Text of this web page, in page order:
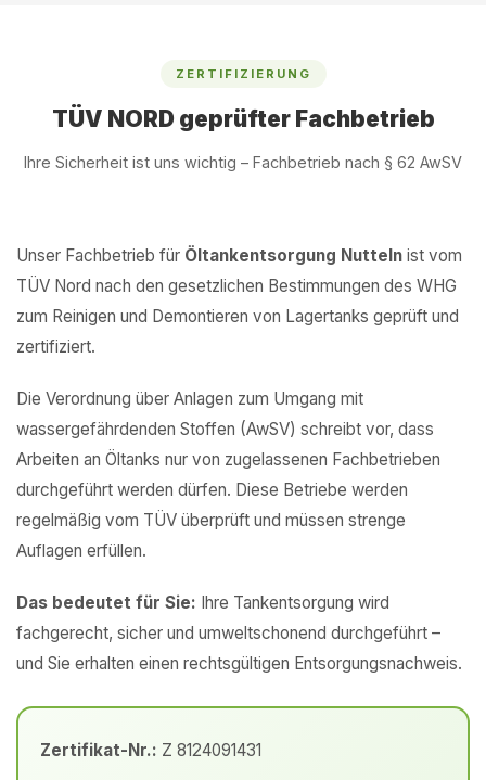
ZERTIFIZIERUNG
TÜV NORD geprüfter Fachbetrieb
Ihre Sicherheit ist uns wichtig – Fachbetrieb nach § 62 AwSV
Unser Fachbetrieb für Öltankentsorgung Nutteln ist vom
TÜV Nord nach den gesetzlichen Bestimmungen des WHG
zum Reinigen und Demontieren von Lagertanks geprüft und
zertifiziert.
Die Verordnung über Anlagen zum Umgang mit
wassergefährdenden Stoffen (AwSV) schreibt vor, dass
Arbeiten an Öltanks nur von zugelassenen Fachbetrieben
durchgeführt werden dürfen. Diese Betriebe werden
regelmäßig vom TÜV überprüft und müssen strenge
Auflagen erfüllen.
Das bedeutet für Sie: Ihre Tankentsorgung wird
fachgerecht, sicher und umweltschonend durchgeführt –
und Sie erhalten einen rechtsgültigen Entsorgungsnachweis.
Zertifikat-Nr.: Z 8124091431